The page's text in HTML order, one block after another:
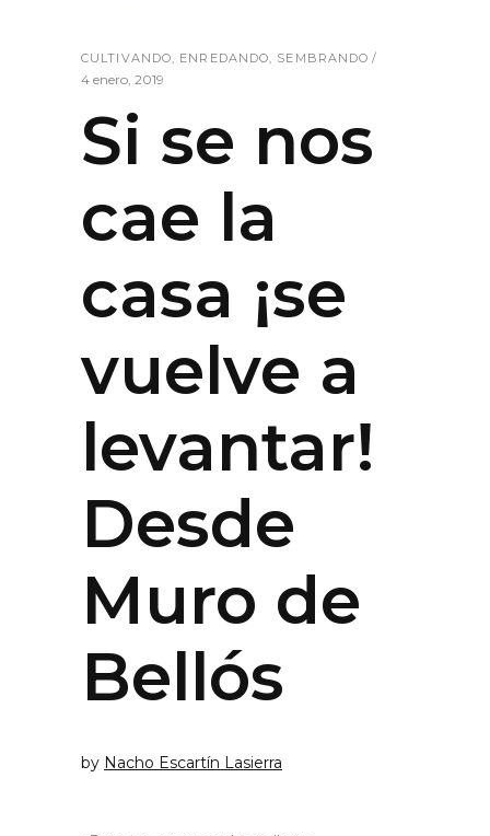
CULTIVANDO, ENREDANDO, SEMBRANDO
4 enero, 2019
Si se nos
cae la
casa ¡se
vuelve a
levantar!
Desde
Muro de
Bellós
by Nacho Escartín Lasierra